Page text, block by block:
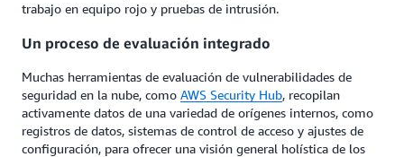
trabajo en equipo rojo y pruebas de intrusión.
Un proceso de evaluación integrado
Muchas herramientas de evaluación de vulnerabilidades de
seguridad en la nube, como AWS Security Hub, recopilan
activamente datos de una variedad de orígenes internos, como
registros de datos, sistemas de control de acceso y ajustes de
configuración, para ofrecer una visión general holística de los